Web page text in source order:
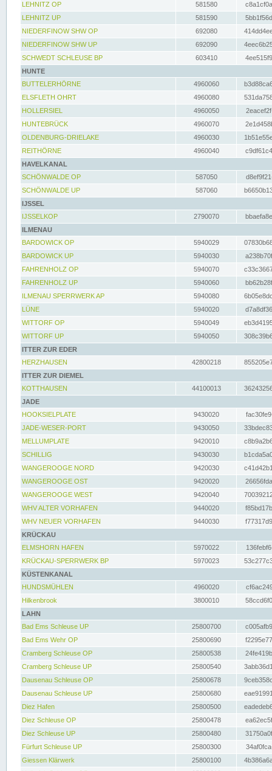
LEHNITZ OP
581580
LEHNITZ UP
581590
NIEDERFINOW SHW OP
692080
NIEDERFINOW SHW UP
692090
SCHWEDT SCHLEUSE BP
603410
HUNTE
BUTTELERHÖRNE
4960060
ELSFLETH OHRT
4960080
HOLLERSIEL
4960050
HUNTEBRÜCK
4960070
OLDENBURG-DRIELAKE
4960030
REITHÖRNE
4960040
HAVELKANAL
SCHÖNWALDE OP
587050
SCHÖNWALDE UP
587060
IJSSEL
IJSSELKOP
2790070
ILMENAU
BARDOWICK OP
5940029
BARDOWICK UP
5940030
FAHRENHOLZ OP
5940070
FAHRENHOLZ UP
5940060
ILMENAU SPERRWERK AP
5940080
LÜNE
5940020
WITTORF OP
5940049
WITTORF UP
5940050
ITTER ZUR EDER
HERZHAUSEN
42800218
ITTER ZUR DIEMEL
KOTTHAUSEN
44100013
JADE
HOOKSIELPLATE
9430020
JADE-WESER-PORT
9430050
MELLUMPLATE
9420010
SCHILLIG
9430030
WANGEROOGE NORD
9420030
WANGEROOGE OST
9420020
WANGEROOGE WEST
9420040
WHV ALTER VORHAFEN
9440020
WHV NEUER VORHAFEN
9440030
KRÜCKAU
ELMSHORN HAFEN
5970022
KRÜCKAU-SPERRWERK BP
5970023
KÜSTENKANAL
HUNDSMÜHLEN
4960020
Hilkenbrook
3800010
LAHN
Bad Ems Schleuse UP
25800700
Bad Ems Wehr OP
25800690
Cramberg Schleuse OP
25800538
Cramberg Schleuse UP
25800540
Dausenau Schleuse OP
25800678
Dausenau Schleuse UP
25800680
Diez Hafen
25800500
Diez Schleuse OP
25800478
Diez Schleuse UP
25800480
Fürfurt Schleuse UP
25800300
Giessen Klärwerk
25800100